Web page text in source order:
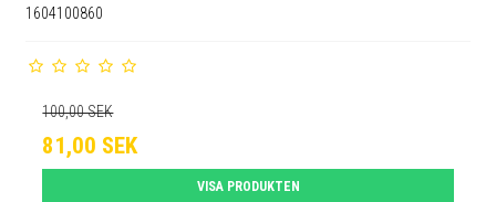
1604100860
100,00 SEK
81,00 SEK
VISA PRODUKTEN